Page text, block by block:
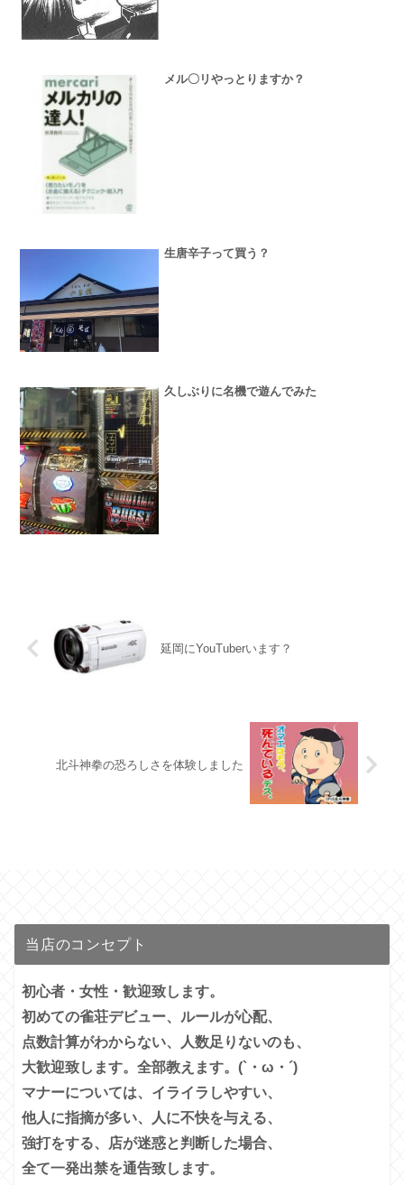
メル〇リやっとりますか？
生唐辛子って買う？
久しぶりに名機で遊んでみた
延岡にYouTuberいます？
北斗神拳の恐ろしさを体験しました
当店のコンセプト
初心者・女性・歓迎致します。
初めての雀荘デビュー、ルールが心配、
点数計算がわからない、人数足りないのも、
大歓迎致します。全部教えます。(`・ω・´)
マナーについては、イライラしやすい、
他人に指摘が多い、
人に不快を与える、
強打をする、店が迷惑と判断した場合、
全て一発出禁を通告致します。